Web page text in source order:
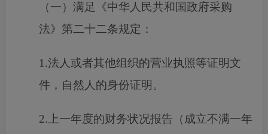
（一）满足《中华人民共和国政府采购
法》第二十二条规定：
1.法人或者其他组织的营业执照等证明文
件，自然人的身份证明。
2.上一年度的财务状况报告（成立不满一年